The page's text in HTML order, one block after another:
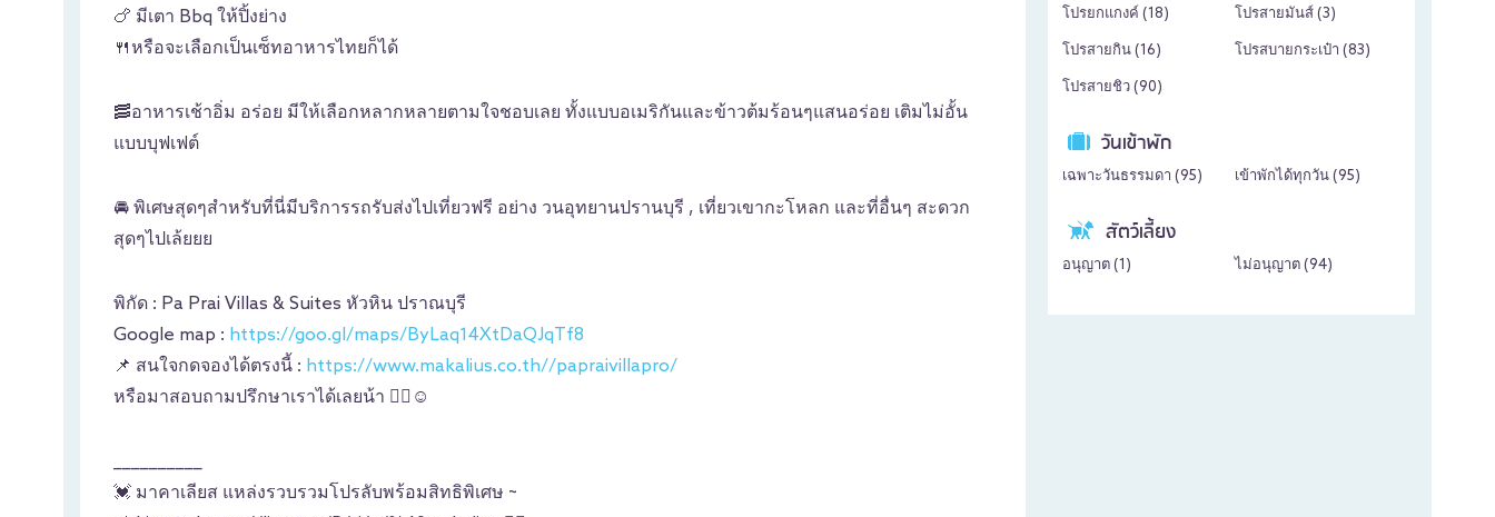
🍗 มีเตา Bbq ให้ปิ้งย่าง
🍴หรือจะเลือกเป็นเซ็ทอาหารไทยก็ได้
🥓อาหารเช้าอิ่ม อร่อย มีให้เลือกหลากหลายตามใจชอบเลย ทั้งแบบอเมริกันและข้าวต้มร้อนๆแสนอร่อย เติมไม่อั้น
แบบบุฟเฟต์
🚘 พิเศษสุดๆสำหรับที่นี่มีบริการรถรับส่งไปเที่ยวฟรี อย่าง วนอุทยานปรานบุรี , เที่ยวเขากะโหลก และที่อื่นๆ สะดวก
สุดๆไปเล้ยยย
พิกัด : Pa Prai Villas & Suites หัวหิน ปราณบุรี
Google map : https://goo.gl/maps/ByLaq14XtDaQJqTf8
📌 สนใจกดจองได้ตรงนี้ : https://www.makalius.co.th//papraivillapro/
หรือมาสอบถามปรึกษาเราได้เลยน้า 👇🏼☺️
💓 มาคาเลียส แหล่งรวบรวมโปรลับพร้อมสิทธิพิเศษ ~
โปรยกแกงค์ (18) โปรสายมันส์ (3)
โปรสายกิน (16) โปรสบายกระเป๋า (83)
โปรสายชิว ( 90)
วันเข้าพัก
เฉพาะวันธรรมดา ( 95) เข้าพักได้ทุกวัน ( 95)
สัตว์เลี้ยง
อนุญาต (1 ) ไม่อนุญาต ( 94)